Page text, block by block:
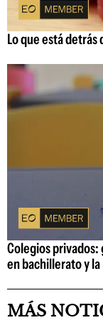
Lo que está
Colegios
en bachillerato y
MÁS